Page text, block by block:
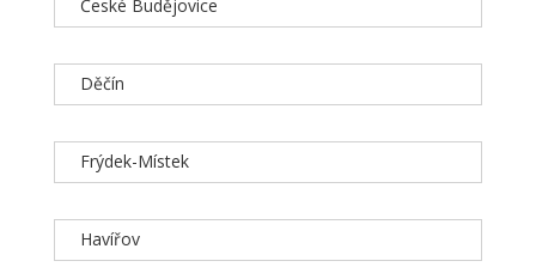
České Budějovice
Děčín
Frýdek-Místek
Havířov